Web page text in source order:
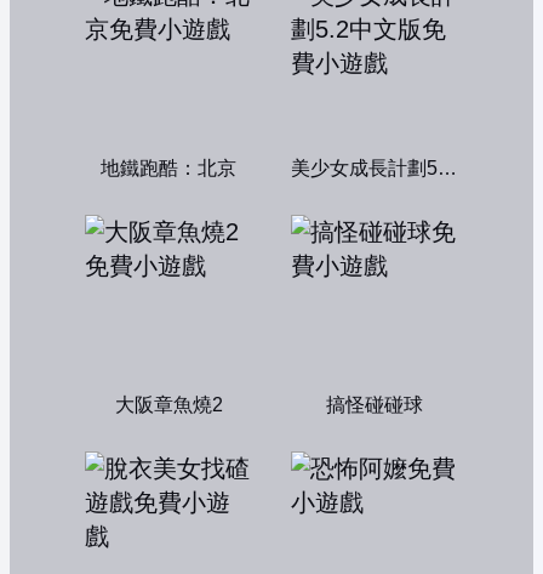
地鐵跑酷：北京 美少女成長計劃5.2中文版
大阪章魚燒2 搞怪碰碰球